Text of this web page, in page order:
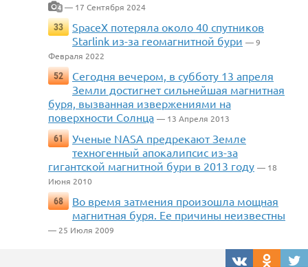
4 — 17 Сентября 2024
33
SpaceX потеряла около 40 спутников
Starlink из-за геомагнитной бури — 9
Февраля 2022
52
Сегодня вечером, в субботу 13 апреля
Земли достигнет сильнейшая магнитная
буря, вызванная извержениями на
поверхности Солнца — 13 Апреля 2013
61
Ученые NASA предрекают Земле
техногенный апокалипсис из-за
гигантской магнитной бури в 2013 году — 18
Июня 2010
68
Во время затмения произошла мощная
магнитная буря. Ее причины неизвестны
— 25 Июля 2009